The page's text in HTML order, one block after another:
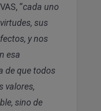
“cada uno
sus
y nos
esa
de que todos
valores,
sino de